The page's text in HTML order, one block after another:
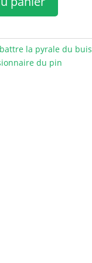
la pyrale du buis
du pin